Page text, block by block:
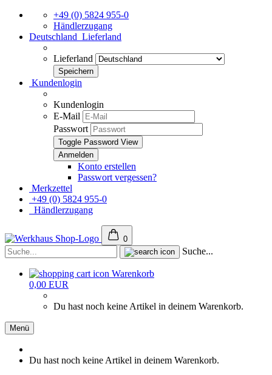
+49 (0) 5824 955-0
Händlerzugang
Deutschland Lieferland
Lieferland
Kundenlogin
Kundenlogin
E-Mail
Passwort
Toggle Password View
Konto erstellen
Passwort vergessen?
Merkzettel
+49 (0) 5824 955-0
Händlerzugang
0
Suche...
Warenkorb
0,00 EUR
Du hast noch keine Artikel in deinem Warenkorb.
Menü
Du hast noch keine Artikel in deinem Warenkorb.